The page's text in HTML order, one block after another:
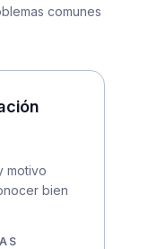
comunes
motivo
bien